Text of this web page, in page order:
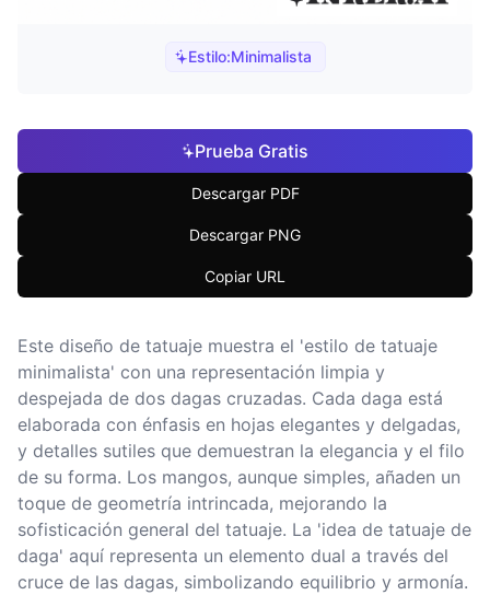
Estilo:Minimalista
Prueba Gratis
Descargar PDF
Descargar PNG
Copiar URL
Este diseño de tatuaje muestra el 'estilo de tatuaje
minimalista' con una representación limpia y
despejada de dos dagas cruzadas. Cada daga está
elaborada con énfasis en hojas elegantes y delgadas,
y detalles sutiles que demuestran la elegancia y el filo
de su forma. Los mangos, aunque simples, añaden un
toque de geometría intrincada, mejorando la
sofisticación general del tatuaje. La 'idea de tatuaje de
daga' aquí representa un elemento dual a través del
cruce de las dagas, simbolizando equilibrio y armonía.